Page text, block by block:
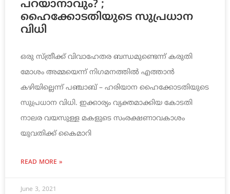
പറയാനാവും? ;
ഹൈക്കോടതിയുടെ സുപ്രധാന
വിധി
ഒരു സ്ത്രീക്ക് വിവാഹേതര ബന്ധമുണ്ടെന്ന് കരുതി
മോശം അമ്മയെന്ന് നിഗമനത്തില്‍ എത്താന്‍
കഴിയില്ലെന്ന് പഞ്ചാബ് – ഹരിയാന ഹൈക്കോടതിയുടെ
സുപ്രധാന വിധി. ഇക്കാര്യം വ്യക്തമാക്കിയ കോടതി
നാലര വയസുള്ള മകളുടെ സംരക്ഷണാവകാശം
യുവതിക്ക് കൈമാറി
READ MORE »
June 3, 2021